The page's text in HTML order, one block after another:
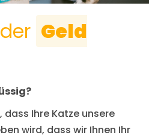
Geld
Ihre Katze unsere
wird, dass wir Ihnen Ihr